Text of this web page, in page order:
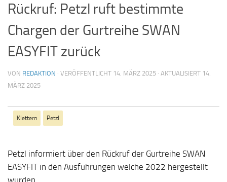
Rückruf: Petzl ruft bestimmte
Chargen der Gurtreihe SWAN
EASYFIT zurück
VON REDAKTION · VERÖFFENTLICHT 14. MÄRZ 2025 · AKTUALISIERT 14.
MÄRZ 2025
Klettern Petzl
Petzl informiert über den Rückruf der Gurtreihe SWAN
EASYFIT in den Ausführungen welche 2022 hergestellt
wurden.